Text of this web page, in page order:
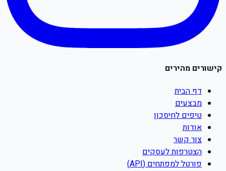
קישורים מהירים
דף הבית
מבצעים
טיפים לחיסכון
אודות
צור קשר
הצטרפות לעסקים
פורטל למפתחים (API)